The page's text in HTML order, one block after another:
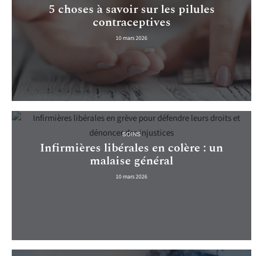
5 choses à savoir sur les pilules
contraceptives
10 mars 2026
SOINS
Infirmières libérales en colère : un
malaise général
10 mars 2026